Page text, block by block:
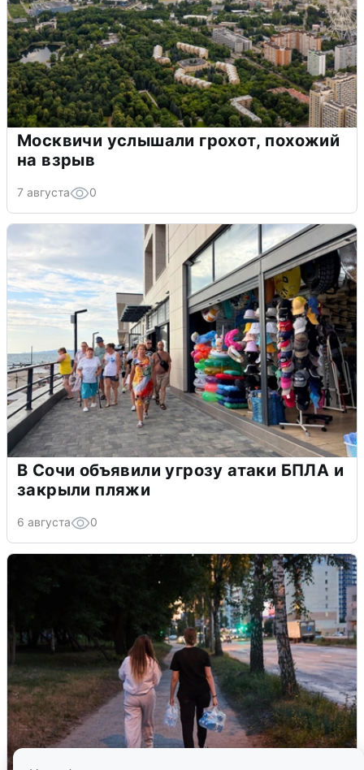
Москвичи услышали грохот, похожий
на взрыв
7 августа 0
В Сочи объявили угрозу атаки БПЛА и
закрыли пляжи
6 августа 0